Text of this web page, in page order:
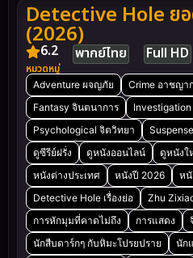
Detective Hole ย
(2026)
6.2 พากย์ไทย Full HD
หมวดหมู่
Adventure ผจญภัย Crime อาชญา
Fantasy จินตนาการ
Investigation
Psychological จิตวิทยา
Suspense
ดูซีรีย์ฝรั่ง
ดูหนังออนไลน์ ดูหนังใ
หนังต่างประเทศ
หนังปี 2026 หนั
Detective Hole เรื่องย่อ
Zhu
การหักมุมที่คาดไม่ถึง
การแสดง
นักสืบดาร์กๆ กับหิมะโปรยปราย
นัก